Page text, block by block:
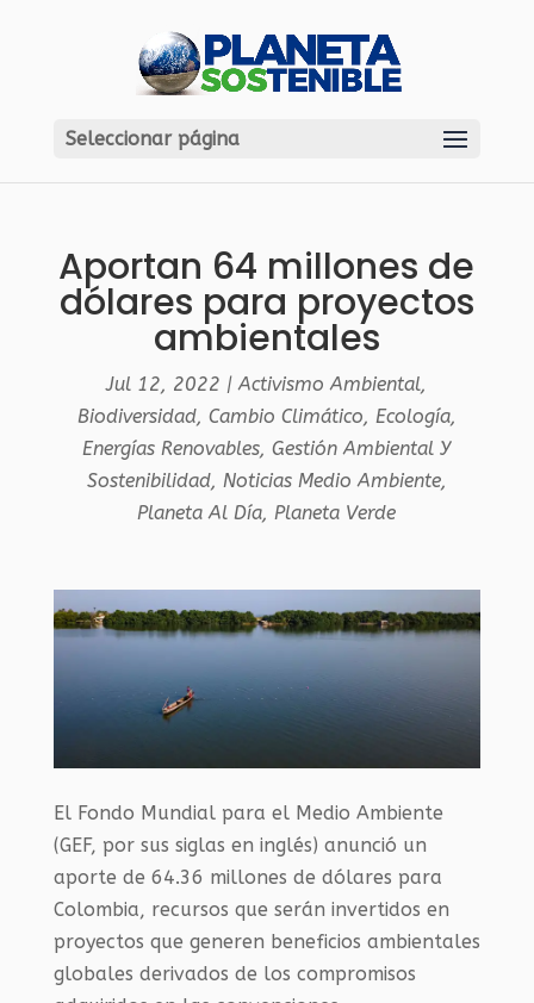
Seleccionar página
Aportan 64 millones de
dólares para proyectos
ambientales
Jul 12, 2022 |Activismo Ambiental,
Biodiversidad, Cambio Climático, Ecología,
Energías Renovables,Gestión Ambiental Y
Sostenibilidad, Noticias Medio Ambiente,
Planeta Al Día,Planeta Verde
El Fondo Mundial para el Medio Ambiente
(GEF, por sus siglas en inglés) anunció un
aporte de 64.36 millones de dólares para
Colombia, recursos que serán invertidos en
proyectos que generen beneficios ambientales
globales derivados de los compromisos